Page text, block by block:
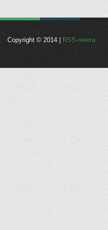
Copyright © 2014 | RSS-лента